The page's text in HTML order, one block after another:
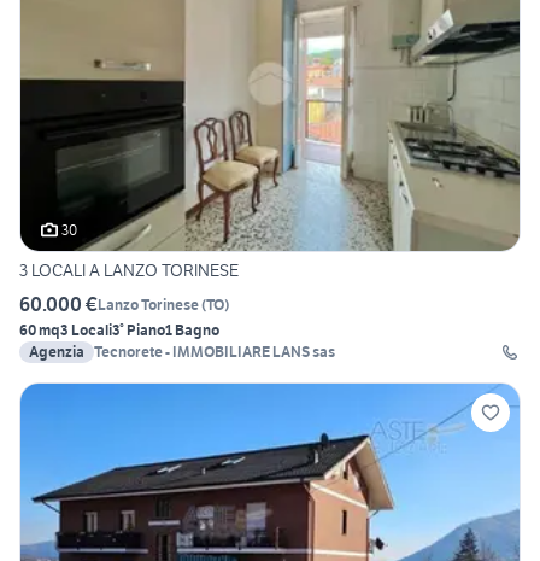
30
3 LOCALI A LANZO TORINESE
60.000 €Lanzo Torinese(TO)
60 mq3 Locali3° Piano1 Bagno
Agenzia Tecnorete - IMMOBILIARE LANS sas